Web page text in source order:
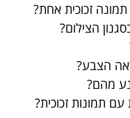
זכוכית אחת?
הצילום?
הצבע?
מהם?
תמונות זכוכית?